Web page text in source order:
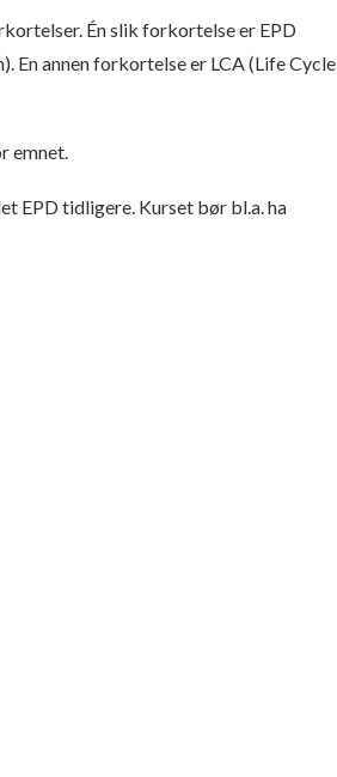
Én slik forkortelse er EPD
annen forkortelse er LCA (Life Cycle
emnet.
EPD tidligere. Kurset bør bl.a. ha